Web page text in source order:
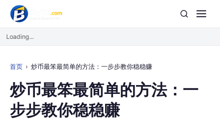
Loading...
首页 炒币最笨最简单的方法：一步步教你稳稳赚
炒币最笨最简单的方法：一
步步教你稳稳赚